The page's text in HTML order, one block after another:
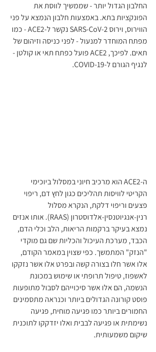
החלבון הגדול יותר - שממשיך לווסת את
הפונקציות בתא. באמצעות חלבון הנמצא על פני
הווירוס, וירוס SARS-CoV-2 נקשר ל-ACE2 - כמו
מפתח המוחדר למנעול - לפני כניסה וזיהום של
תאים. לפיכך, ACE2 פועל כפתח תאי או קולטן -
לנגיף הגורם ל-COVID-19.
ה-ACE2 הוא מרכיב חיוני במסלול ביוכימי
הקריטי לוויסות תהליכים כגון לחץ דם, ריפוי
פצעים וריפוי דלקת, הנקרא מסלול
רנין-אנגיוטנסין-אלדוסטרון (RAAS). אותו אנזים
נמצא בעיקר ברקמות הריאות, הלב וכלי הדם,
הכבד, מערכת העיכול והכליות שם גם מוקדי
"הנזק" המתמשך. כפי שצוין במאמר הקודם,
אלו אשר חלו בצורה קשה ובפרט אלו אשר נזקקו
לאשפוז, טיפול תרופתי או שימוש במכונת
הנשמה, הם אלו אשר סיכוייהם לסבול מתופעות
פוסט קורונה הגדולים ביותר וכנראה מתסמינים
החמורים ביותר כמו פגיעה מוחית, פגיעה
נשימתית או פגיעה לבבית ואלו יזדקקו לתוכנית
שיקום משמעותית.